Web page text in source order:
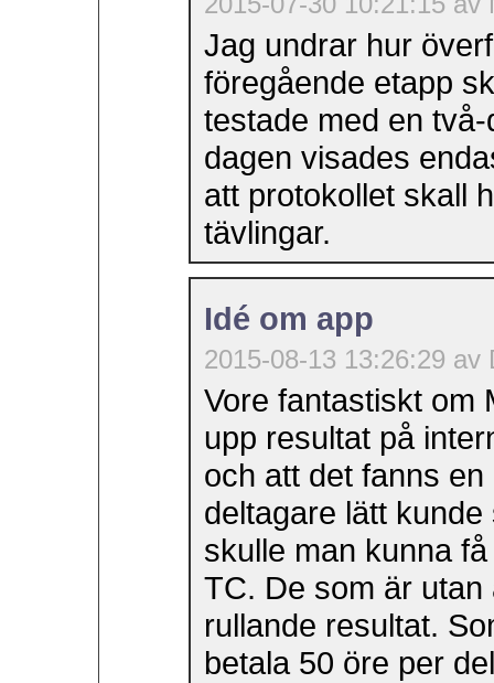
Jag undrar hur
föregående etapp
testade med en
dagen visades
att protokollet skall
tävlingar.
Idé om app
2015-08-13 13:26:29 av
Vore fantastiskt om
upp resultat på
och att det fanns
deltagare lätt
skulle man kunna
TC. De som är
rullande resultat.
betala 50 öre per